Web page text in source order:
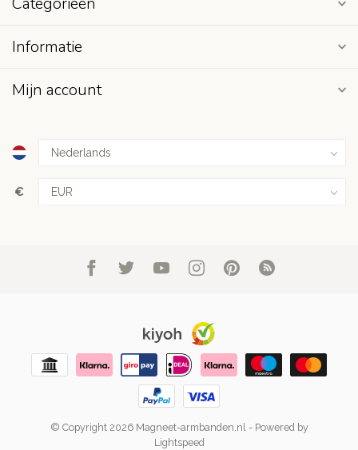
Informatie
Mijn account
€
© Copyright 2026 Magneet-armbanden.nl- Powered by
Lightspeed